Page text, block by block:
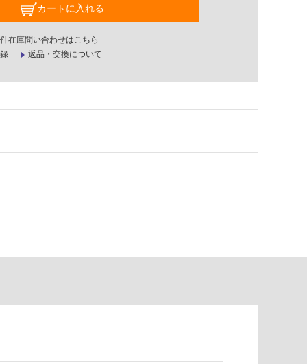
カートに入れる
在庫問い合わせはこちら
返品・交換について